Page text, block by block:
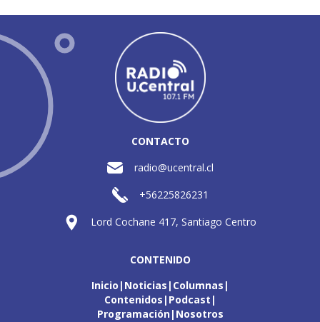
CONTACTO
radio@ucentral.cl
+56225826231
Lord Cochane 417, Santiago Centro
CONTENIDO
Inicio Noticias Columnas
Contenidos Podcast
Programación Nosotros